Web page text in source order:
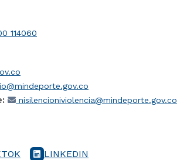
114060
nisilencioniviolencia@mindeporte.gov.co
LINKEDIN